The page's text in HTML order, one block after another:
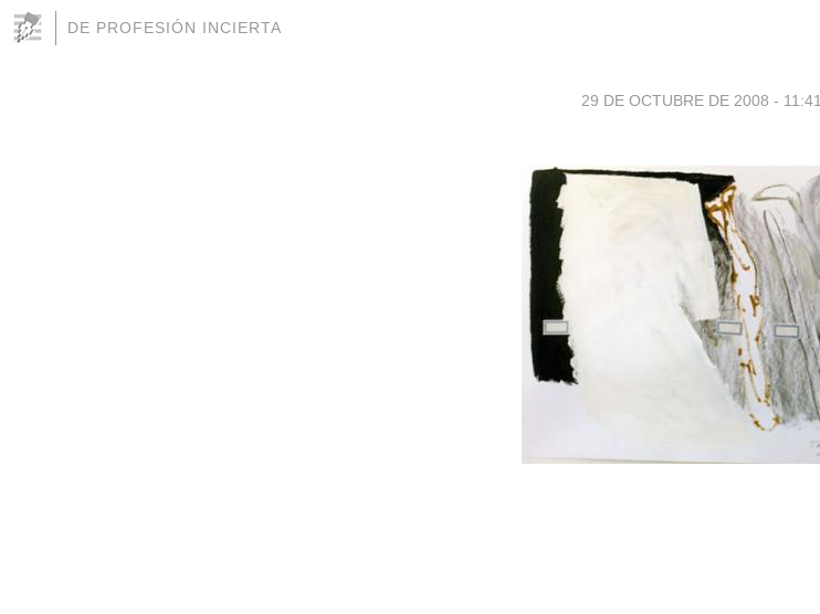
DE PROFESIÓN INCIERTA
29 DE OCTUBRE DE 2008 - 11:41